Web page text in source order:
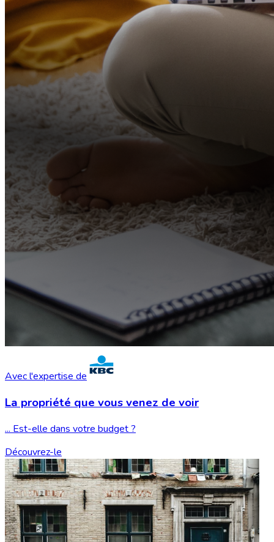
Avec l'expertise de
La propriété que vousvenez de voir
... Est-elle dans votre budget ?
Découvrez-le